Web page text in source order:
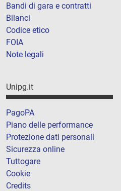
Bandi di gara e contratti
Bilanci
Codice etico
FOIA
Note legali
Unipg.it
PagoPA
Piano delle performance
Protezione dati personali
Sicurezza online
Tuttogare
Cookie
Credits